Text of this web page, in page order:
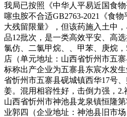
我局已按照《中华人平易近国食
噻虫胺不合适GB2763-2021《食
大残留限量》，但该药施入土中
品12批次，是一类高效平安、高
氯仿、二氯甲烷、、甲苯、庚烷
店（单元地址：山西省忻州市五
标称出产企业为五寨县东宸水发
省忻州市五寨县砚城镇西华17号
姜。混用相容性好，击倒力强，2.
山西省忻州市神池县龙泉镇恒隆
业郭四（企业地址：神池县旧市